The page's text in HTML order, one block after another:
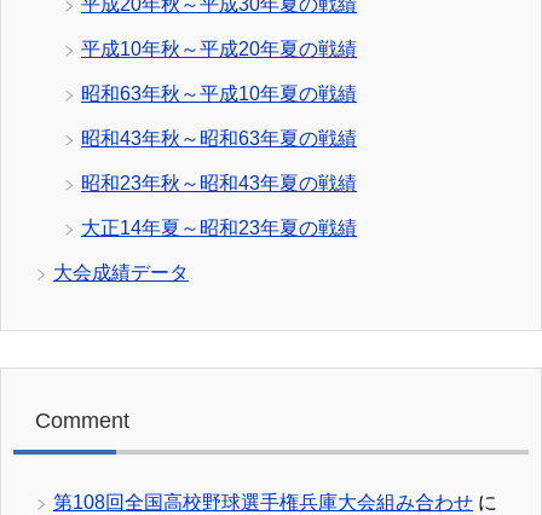
平成10年秋～平成20年夏の戦績
昭和63年秋～平成10年夏の戦績
昭和43年秋～昭和63年夏の戦績
昭和23年秋～昭和43年夏の戦績
大正14年夏～昭和23年夏の戦績
大会成績データ
Comment
第108回全国高校野球選手権兵庫大会組み合わせ に